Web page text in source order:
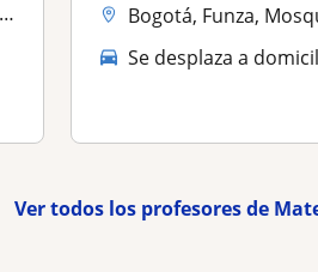
Bogotá, Funza, Mosquera
Se desplaza a
Ver todos los profesores de